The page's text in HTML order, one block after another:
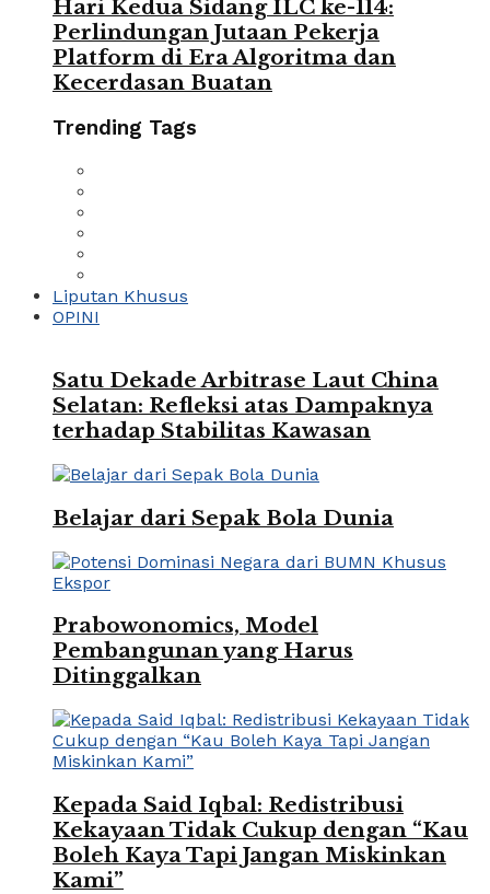
Hari Kedua Sidang ILC ke-114:
Perlindungan Jutaan Pekerja
Platform di Era Algoritma dan
Kecerdasan Buatan
Trending Tags
Liputan Khusus
OPINI
Satu Dekade Arbitrase Laut China
Selatan: Refleksi atas Dampaknya
terhadap Stabilitas Kawasan
Belajar dari Sepak Bola Dunia
Prabowonomics, Model
Pembangunan yang Harus
Ditinggalkan
Kepada Said Iqbal: Redistribusi
Kekayaan Tidak Cukup dengan “Kau
Boleh Kaya Tapi Jangan Miskinkan
Kami”